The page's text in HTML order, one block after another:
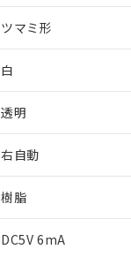
ツマミ形
白
透明
右自動
樹脂
DC5V 6mA